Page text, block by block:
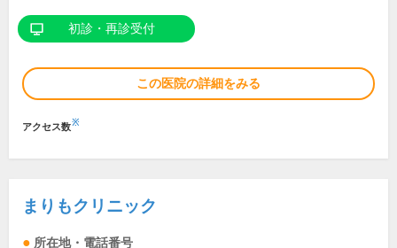
初診・再診受付
この医院の詳細をみる
アクセス数※
まりもクリニック
所在地・電話番号